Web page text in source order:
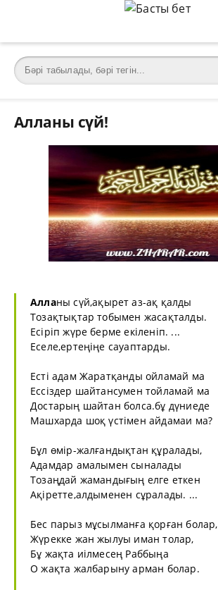
Алланы сүй!
Алланы сүй,ақырет аз-ақ қалды
Тозақтықтар тобымен жасақталды.
Есіріп жүре берме екіленіп. ...
Еселе,ертеңіңе сауаптарды.
Есті адам Жаратқанды ойламай ма
Ессіздер шайтансумен тойламай ма
Достарың шайтан болса.бұ дүниеде
Машхарда шоқ үстімен айдамаи ма?
Бұл өмір-жалғандықтан құралады,
Адамдар амалымен сыналады
Тозаңдай жамандығың елге еткен
Ақіретте,алдыменен сұралады. ...
Бес парыз мұсылманға қорған болар,
Жүрекке жан жылуы иман толар,
Бұ жақта иілмесең Раббыңа
О жақта жалбарыну арман болар.